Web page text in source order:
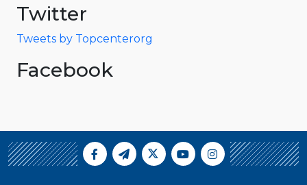
Twitter
Tweets by Topcenterorg
Facebook